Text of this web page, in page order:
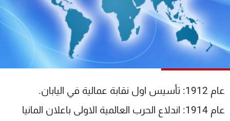
عام 1912: تأسيس اول نقابة عمالية في اليابان.
عام 1914: اندلاع الحرب العالمية الاولى باعلان المانيا
كأس العالم
البرامج
جدول البرامج
شاهد البرامج
الترددات